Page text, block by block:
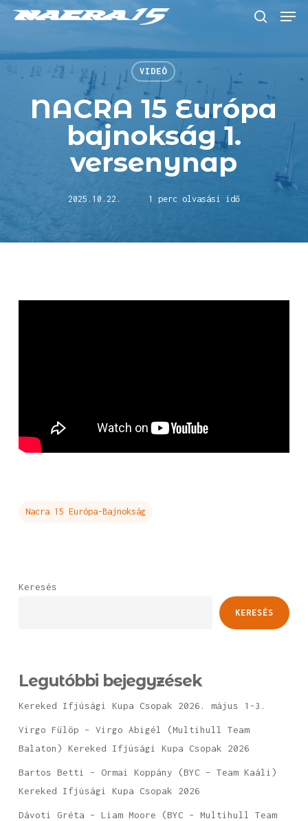
Skip
Menu
VIDEÓ
NACRA 15 Európa
bajnokság 1.
versenynap
2025.10.22. 1 perc olvasási idő
Nacra 15 Európa-Bajnokság
Keresés
KERESÉS
Legutóbbi bejegyzések
Kereked Ifjúsági Kupa Csopak 2026. május 1-3.
Virgo Fülöp – Virgo Abigél (Multihull Team
Balaton) Kereked Ifjúsági Kupa Csopak 2026
Bartos Betti – Ormai Koppány (BYC – Team Kaáli)
Kereked Ifjúsági Kupa Csopak 2026
Dávoti Gréta – Liam Moore (BYC – Multihull Team